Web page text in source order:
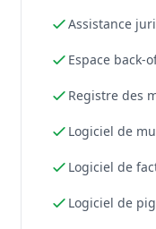
Assistance
Espace back-
Registre des
Logiciel de
Logiciel de
Logiciel de